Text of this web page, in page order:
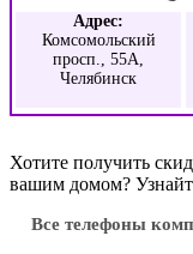
Адрес:
Комсомольский
просп., 55А,
Челябинск
Хотите получить
вашим домом?
Все телефоны